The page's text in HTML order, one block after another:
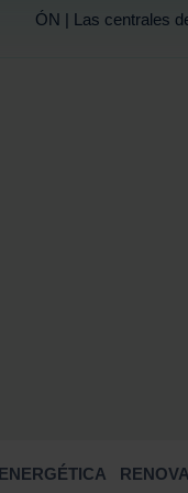
ÓN | Las centrales